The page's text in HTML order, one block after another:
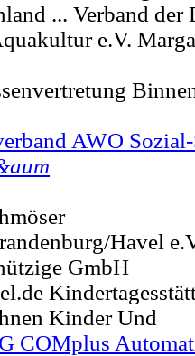
... Verband der
e.V.
AWO
Havel
GmbH
Kinder Und
COMplus